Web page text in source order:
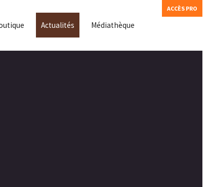
Actualités Médiathèque
ACCÈS PRO